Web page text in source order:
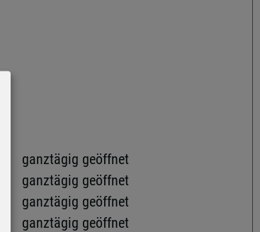
ganztägig geöffnet
ganztägig geöffnet
ganztägig geöffnet
ganztägig geöffnet